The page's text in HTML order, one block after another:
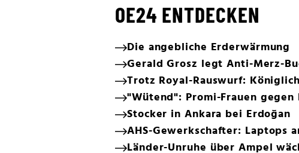
OE24 ENTDECKEN
Die angebliche Erderwärmung
Gerald Grosz legt Anti-Merz-
Trotz Royal-Rauswurf:
"Wütend": Promi-Frauen gegen
Stocker in Ankara bei Erdoğan
AHS-Gewerkschafter: Laptops
Länder-Unruhe über Ampel